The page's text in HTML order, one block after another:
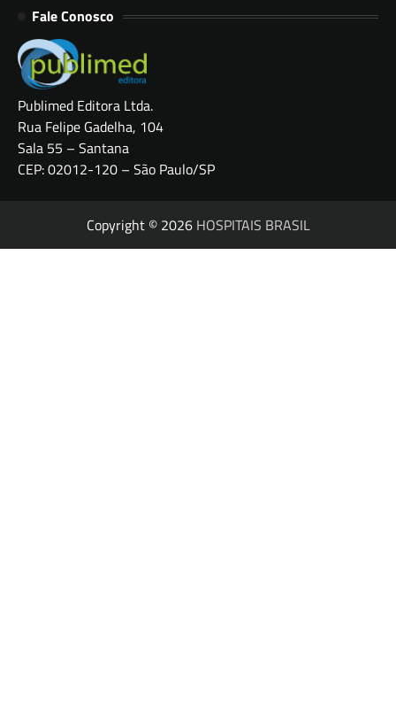
Fale Conosco
Publimed Editora Ltda.
Rua Felipe Gadelha, 104
Sala 55 – Santana
CEP: 02012-120 – São Paulo/SP
Copyright © 2026 HOSPITAIS BRASIL